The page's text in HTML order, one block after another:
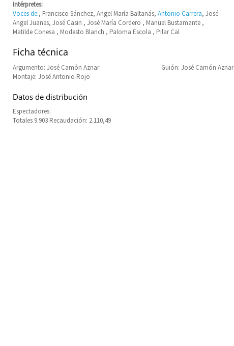
Intérpretes:
Voces de:, Francisco Sánchez, Angel María Baltanás, Antonio Carrera, José
Angel Juanes, José Casin , José María Cordero , Manuel Bustamante ,
Matilde Conesa , Modesto Blanch , Paloma Escola , Pilar Cal
Ficha técnica
Argumento: José Camón Aznar Guión: José Camón Aznar
Montaje: José Antonio Rojo
Datos de distribución
Espectadores:
Totales 9.903 Recaudación: 2.110,49